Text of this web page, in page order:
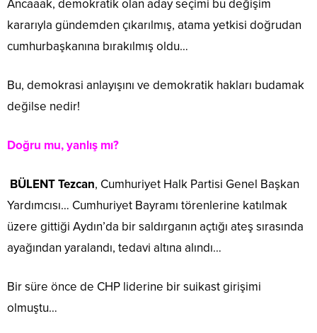
Ancaaak, demokratik olan aday seçimi bu değişim
kararıyla gündemden çıkarılmış, atama yetkisi doğrudan
cumhurbaşkanına bırakılmış oldu…
Bu, demokrasi anlayışını ve demokratik hakları budamak
değilse nedir!
Doğru mu, yanlış mı?
BÜLENT Tezcan, Cumhuriyet Halk Partisi Genel Başkan
Yardımcısı… Cumhuriyet Bayramı törenlerine katılmak
üzere gittiği Aydın’da bir saldırganın açtığı ateş sırasında
ayağından yaralandı, tedavi altına alındı…
Bir süre önce de CHP liderine bir suikast girişimi
olmuştu…